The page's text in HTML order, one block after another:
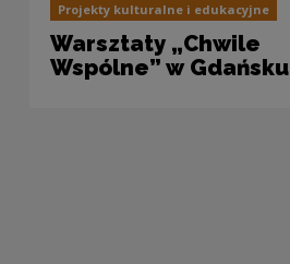
Projekty kulturalne i edukacyjne
Warsztaty „Chwile
Wspólne” w Gdańsku